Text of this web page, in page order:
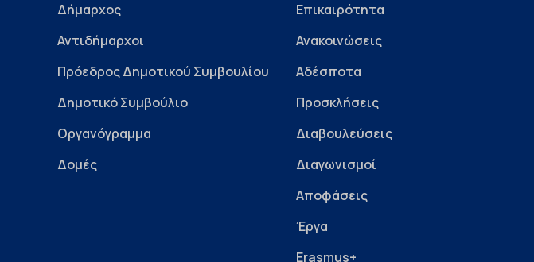
Δήμαρχος
Αντιδήμαρχοι
Πρόεδρος Δημοτικού Συμβουλίου
Δημοτικό Συμβούλιο
Οργανόγραμμα
Δομές
Επικαιρότητα
Ανακοινώσεις
Αδέσποτα
Προσκλήσεις
Διαβουλεύσεις
Διαγωνισμοί
Αποφάσεις
Έργα
Erasmus+